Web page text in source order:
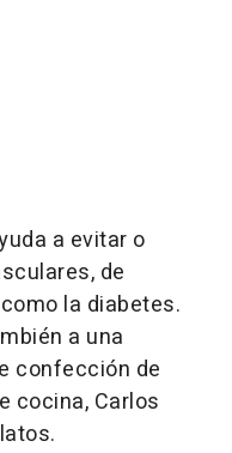
a evitar o
de
la diabetes.
a una
confección de
cocina, Carlos